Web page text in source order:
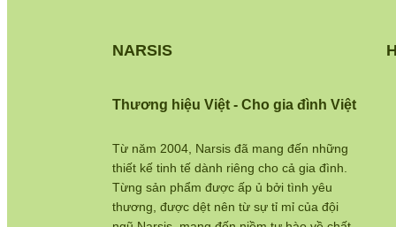
NARSIS
Từ năm 2004, Narsis đã mang đến những
thiết kế tinh tế dành riêng cho cả gia đình.
Từng sản phẩm được ấp ủ bởi tình yêu
thương, được dệt nên từ sự tỉ mỉ của đội
Thương hiệu Việt - Cho gia đình Việt